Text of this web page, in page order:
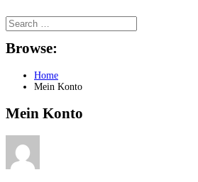
Browse:
Home
Mein Konto
Mein Konto